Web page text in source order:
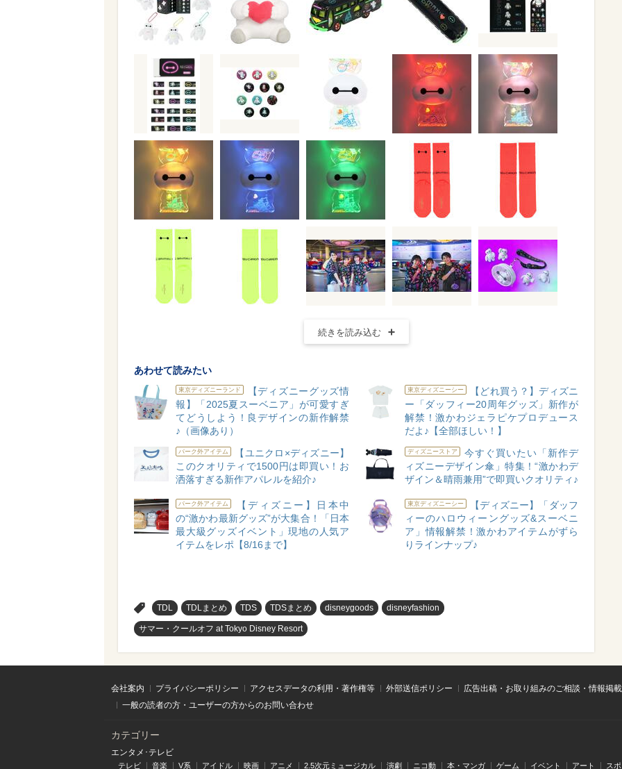
続きを読み込む
あわせて読みたい
東京ディズニーランド
【ディズニーグッズ情
報】「2025夏スーベニア」が可愛すぎ
てどうしよう！良デザインの新作解禁
♪（画像あり）
東京ディズニーシー
【どれ買う？】ディズニ
ー「ダッフィー20周年グッズ」新作が
解禁！激かわジェラピケプロデュース
だよ♪【全部ほしい！】
パーク外アイテム
【ユニクロ×ディズニー】
このクオリティで1500円は即買い！お
洒落すぎる新作アパレルを紹介♪
ディズニーストア
今すぐ買いたい「新作デ
ィズニーデザイン傘」特集！“激かわデ
ザイン＆晴雨兼用”で即買いクオリティ♪
パーク外アイテム
【ディズニー】日本中
の“激かわ最新グッズ”が大集合！「日本
最大級グッズイベント」現地の人気ア
イテムをレポ【8/16まで】
東京ディズニーシー
【ディズニー】「ダッフ
ィーのハロウィーングッズ&スーベニ
ア」情報解禁！激かわアイテムがずら
りラインナップ♪
TDL TDLまとめ TDS TDSまとめ disneygoods disneyfashion
サマー・クールオフ at Tokyo Disney Resort
会社案内 プライバシーポリシー アクセスデータの利用・著作権等 外部送信ポリシー
広告出稿・お取り組みのご相談・情報掲
一般の読者の方・ユーザーの方からのお問い合わせ
カテゴリー
エンタメ･テレビ
テレビ 音楽 V系 アイドル 映画 アニメ 2.5次元ミュージカル 演劇 ニコ動 本・マンガ ゲーム イベント アート ス